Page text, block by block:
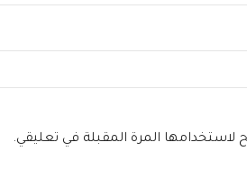
لاستخدامها المرة المقبلة في تعليقي.